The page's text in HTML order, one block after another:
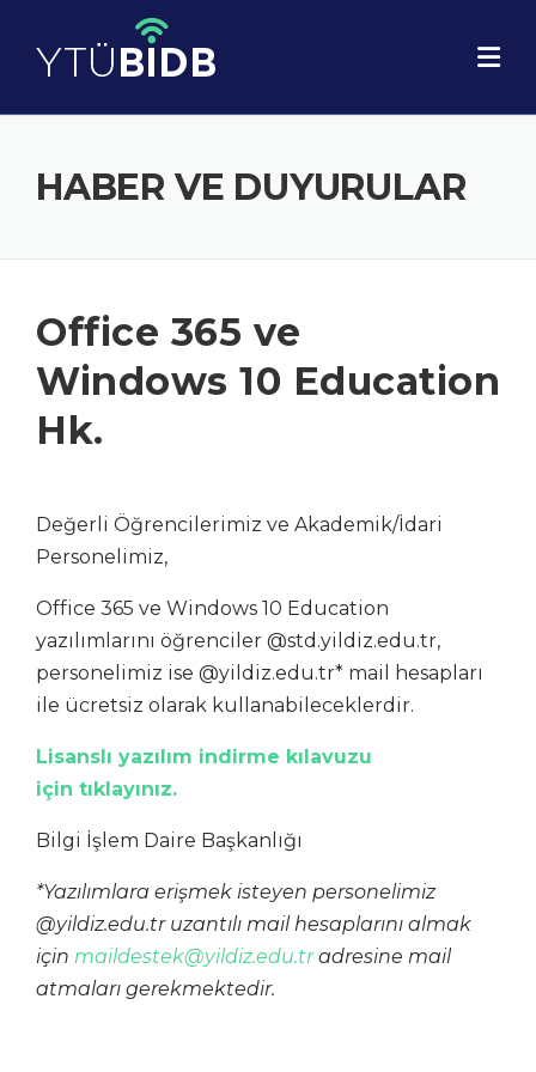
content
HABER VE DUYURULAR
Office 365 ve
Windows 10 Education
Hk.
Değerli Öğrencilerimiz ve Akademik/İdari
Personelimiz,
Office 365 ve Windows 10 Education
yazılımlarını öğrenciler @std.yildiz.edu.tr,
personelimiz ise @yildiz.edu.tr* mail hesapları
ile ücretsiz olarak kullanabileceklerdir.
Lisanslı yazılım indirme kılavuzu
için tıklayınız.
Bilgi İşlem Daire Başkanlığı
*Yazılımlara erişmek isteyen personelimiz
@yildiz.edu.tr uzantılı mail hesaplarını almak
için maildestek@yildiz.edu.tradresine mail
atmaları gerekmektedir.